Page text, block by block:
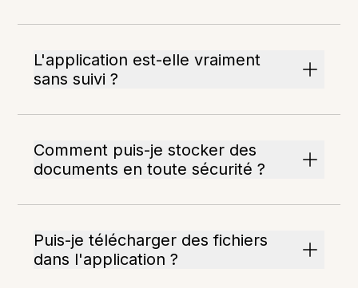
L'application est-elle vraiment
sans suivi ?
Comment puis-je stocker des
documents en toute sécurité ?
Puis-je télécharger des fichiers
dans l'application ?